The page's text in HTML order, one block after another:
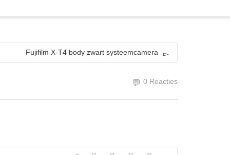
NAAR DE SHOP
Fujifilm X-T4 body zwart systeemcamera
0 Reacties